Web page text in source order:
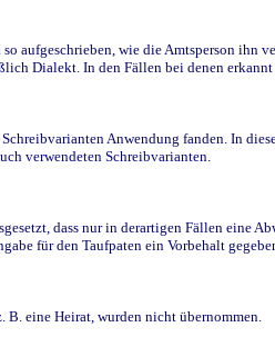
wie die Amtsperson ihn
Dialekt. In den Fällen bei denen
Anwendung fanden. In
verwendeten Schreibvarianten.
dass nur in derartigen Fällen eine
für den Taufpaten ein Vorbehalt
eine Heirat, wurden nicht übernommen.